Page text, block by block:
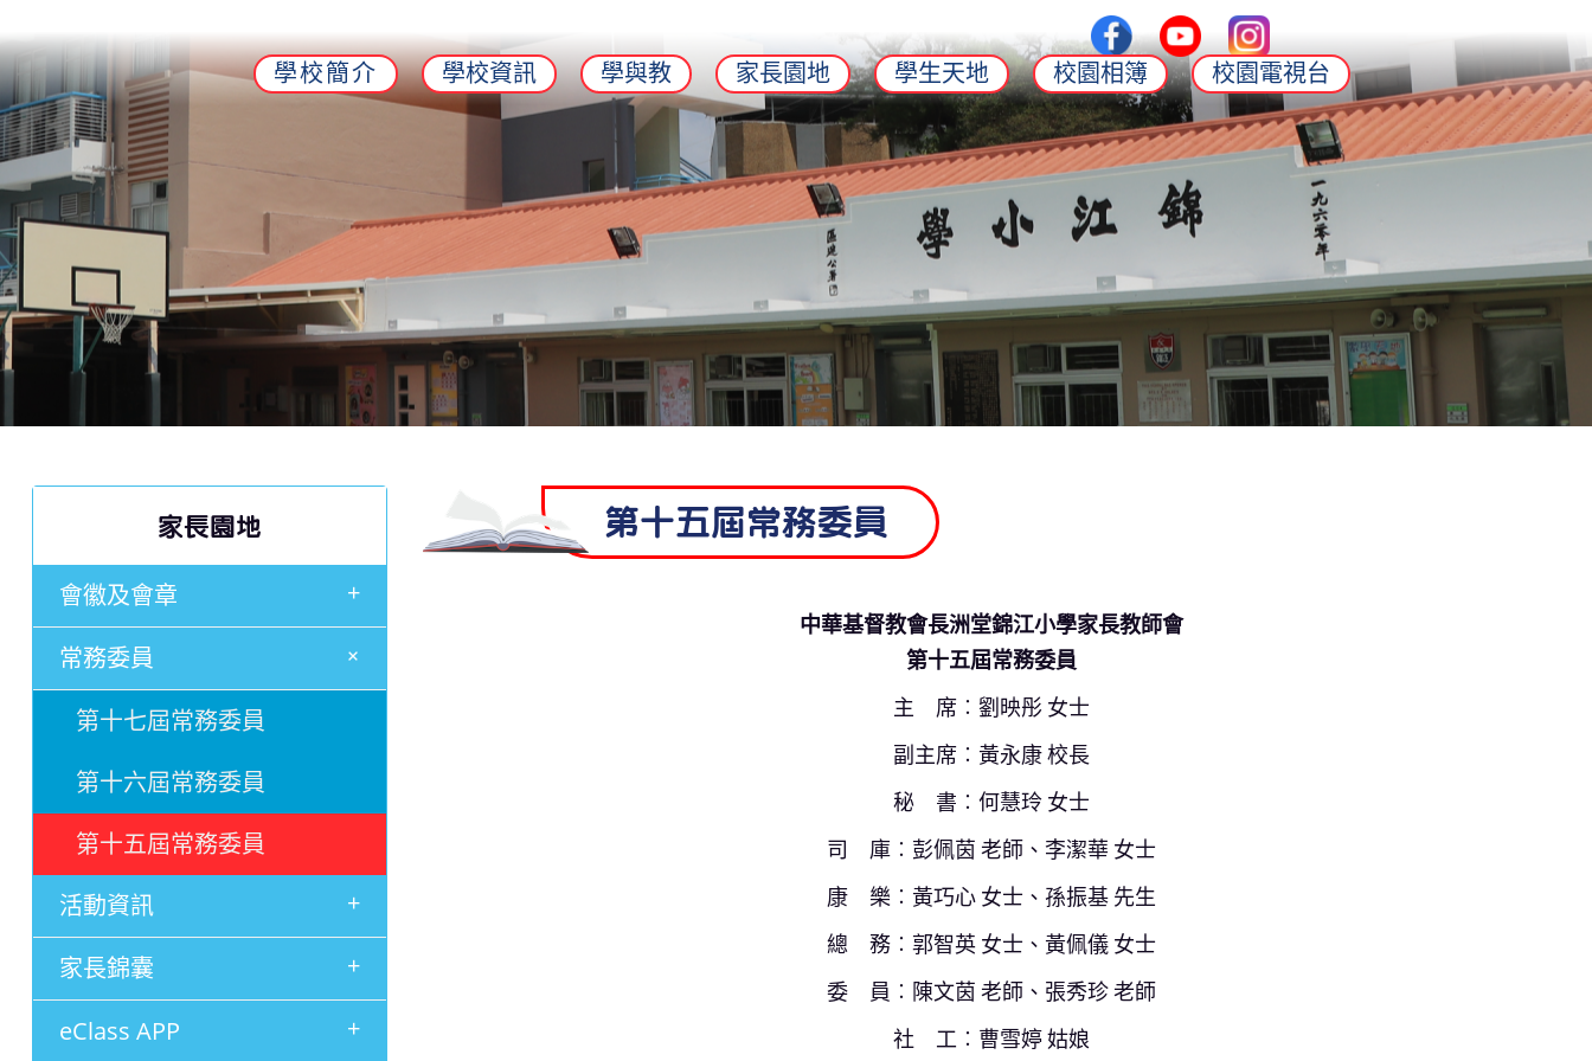
學校簡介 學校資訊 學與教 家長園地 學生天地 校園相簿 校園電視台
家長園地
會徽及會章 +
常務委員 +
第十七屆常務委員
第十六屆常務委員
第十五屆常務委員
活動資訊
+
家長錦囊 +
eClass APP +
第十五屆常務委員
中華基督教會長洲堂錦江小學家長教師會
第十五屆常務委員
主 席︰劉映彤 女士
副主席︰黃永康 校長
秘 書︰何慧玲 女士
司 庫︰彭佩茵 老師、李潔華 女士
康 樂︰黃巧心 女士、孫振基 先生
總 務︰郭智英 女士、黃佩儀 女士
委 員︰陳文茵 老師、張秀珍 老師
社 工︰曹雪婷 姑娘